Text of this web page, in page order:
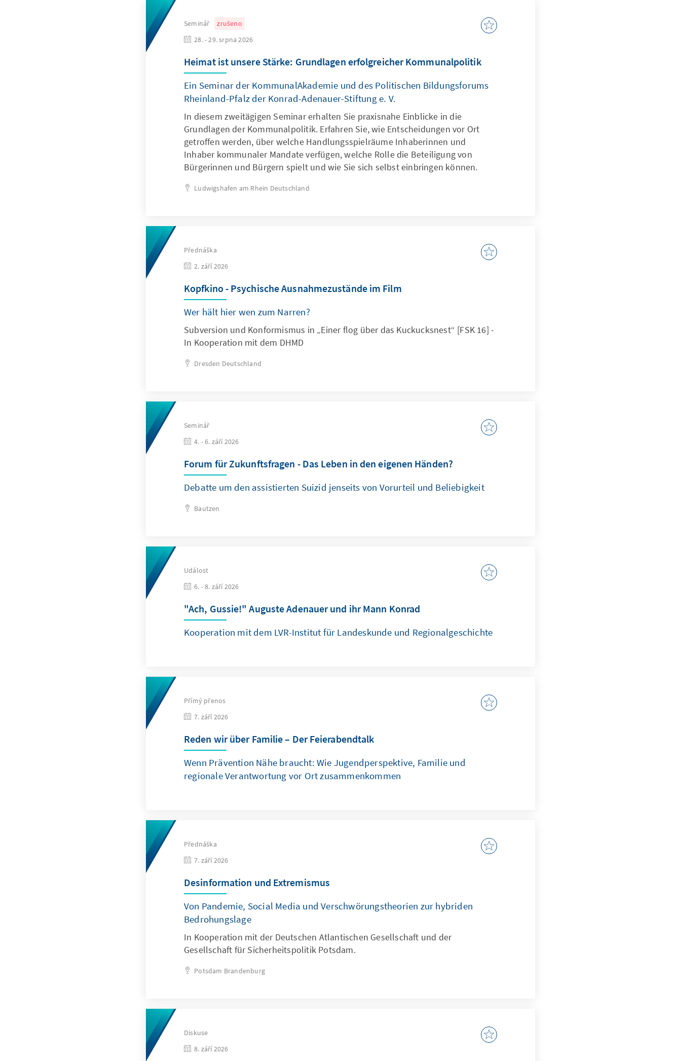
Seminář
zrušeno
28. - 29. srpna 2026
Heimat ist unsere Stärke: Grundlagen erfolgreicher Kommunalpolitik
Ein Seminar der KommunalAkademie und des Politischen Bildungsforums
Rheinland-Pfalz der Konrad-Adenauer-Stiftung e. V.
In diesem zweitägigen Seminar erhalten Sie praxisnahe Einblicke in die
Grundlagen der Kommunalpolitik. Erfahren Sie, wie Entscheidungen vor Ort
getroffen werden, über welche Handlungsspielräume Inhaberinnen und
Inhaber kommunaler Mandate verfügen, welche Rolle die Beteiligung von
Bürgerinnen und Bürgern spielt und wie Sie sich selbst einbringen können.
Ludwigshafen am Rhein Deutschland
Přednáška
2. září 2026
Kopfkino - Psychische Ausnahmezustände im Film
Wer hält hier wen zum Narren?
Subversion und Konformismus in „Einer flog über das Kuckucksnest“ [FSK 16] -
In Kooperation mit dem DHMD
Dresden Deutschland
Seminář
4. - 6. září 2026
Forum für Zukunftsfragen - Das Leben in den eigenen Händen?
Debatte um den assistierten Suizid jenseits von Vorurteil und Beliebigkeit
Bautzen
Událost
6. - 8. září 2026
"Ach, Gussie!" Auguste Adenauer und ihr Mann Konrad
Kooperation mit dem LVR-Institut für Landeskunde und Regionalgeschichte
Přímý přenos
7. září 2026
Reden wir über Familie – Der Feierabendtalk
Wenn Prävention Nähe braucht: Wie Jugendperspektive, Familie und
regionale Verantwortung vor Ort zusammenkommen
Přednáška
7. září 2026
Desinformation und Extremismus
Von Pandemie, Social Media und Verschwörungstheorien zur hybriden
Bedrohungslage
In Kooperation mit der Deutschen Atlantischen Gesellschaft und der
Gesellschaft für Sicherheitspolitik Potsdam.
Potsdam Brandenburg
Diskuse
8. září 2026